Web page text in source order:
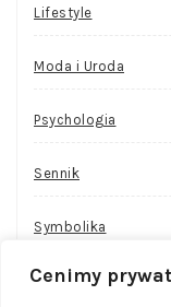
Cenimy
Lifestyle
Moda i Uroda
Psychologia
Sennik
Symbolika